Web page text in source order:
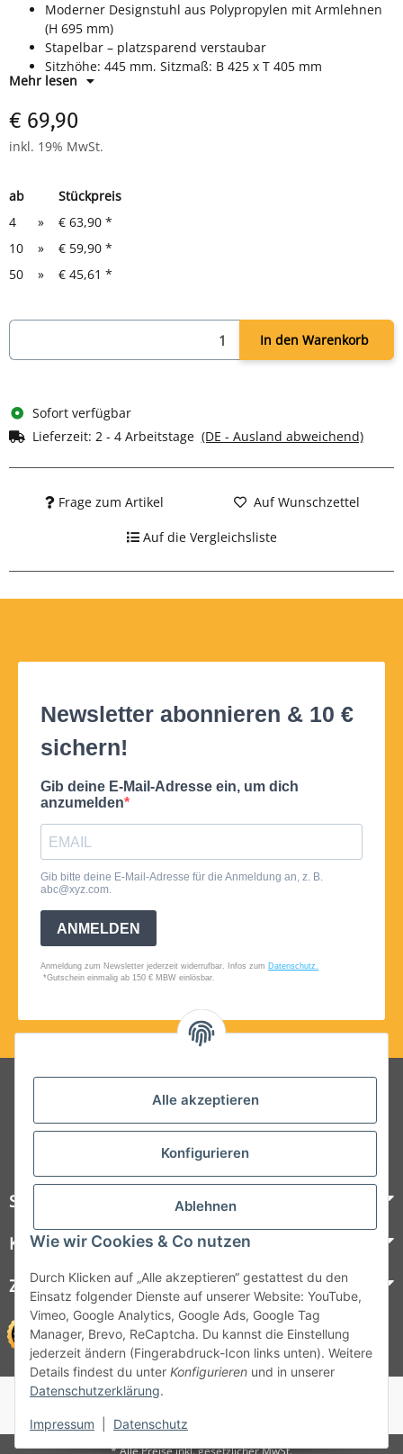
Alle akzeptieren
Konfigurieren
Ablehnen
Wie wir Cookies & Co nutzen
Durch Klicken auf „Alle akzeptieren“ gestattest du den
Einsatz folgender Dienste auf unserer Website: YouTube,
Vimeo, Google Analytics, Google Ads, Google Tag
Manager, Brevo, ReCaptcha. Du kannst die Einstellung
jederzeit ändern (Fingerabdruck-Icon links unten). Weitere
Details findest du unter Konfigurieren und in unserer
Datenschutzerklärung.
Impressum Datenschutz
Moderner Designstuhl aus Polypropylen mit Armlehnen
(H 695 mm)
Stapelbar – platzsparend verstaubar
Sitzhöhe: 445 mm, Sitzmaß: B 425 x T 405 mm
Gesamtmaß: H 750 x B 500 x T 460 mm
Ideal für Kantine, Küche, Büro, Gastronomie und Outdoor
Mehr lesen
€ 69,90
inkl. 19% MwSt.
ab
Stückpreis
4
» € 63,90 *
10
» € 59,90 *
50
» € 45,61 *
In den Warenkorb
Sofort verfügbar
Lieferzeit: 2 - 4 Arbeitstage (DE - Ausland abweichend)
Frage zum Artikel Auf Wunschzettel
Auf die Vergleichsliste
Folgt uns auf Social Media
Steelboxx
Kundenservice
Zahlungsmöglichkeiten
© 1964 - 2026 Lüllmann GmbH
© 1964 - 2024 Lüllmann GmbH
* Alle Preise inkl. gesetzlicher MwSt.